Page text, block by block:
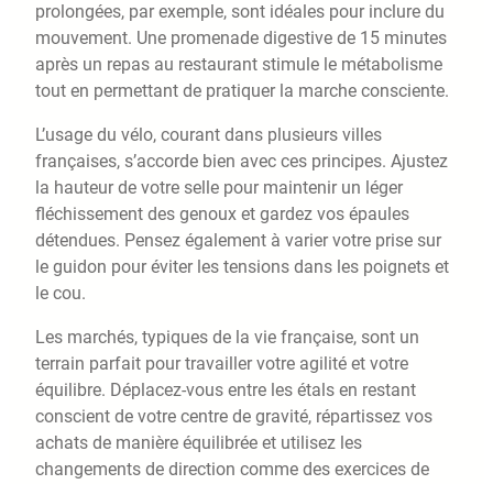
prolongées, par exemple, sont idéales pour inclure du
mouvement. Une promenade digestive de 15 minutes
après un repas au restaurant stimule le métabolisme
tout en permettant de pratiquer la marche consciente.
L’usage du vélo, courant dans plusieurs villes
françaises, s’accorde bien avec ces principes. Ajustez
la hauteur de votre selle pour maintenir un léger
fléchissement des genoux et gardez vos épaules
détendues. Pensez également à varier votre prise sur
le guidon pour éviter les tensions dans les poignets et
le cou.
Les marchés, typiques de la vie française, sont un
terrain parfait pour travailler votre agilité et votre
équilibre. Déplacez-vous entre les étals en restant
conscient de votre centre de gravité, répartissez vos
achats de manière équilibrée et utilisez les
changements de direction comme des exercices de